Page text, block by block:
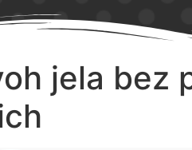
jela bez